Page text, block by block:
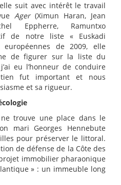
elle suit avec intérêt le travail
Ager(Ximun Haran, Jean
Eppherre, Ramuntxo
de notre liste « Euskadi
de 2009, elle
de figurer sur la liste du
eu l’honneur de conduire
fut important et nous
et sa rigueur.
ne trouve une place dans le
mari Georges Hennebute
pour préserver le littoral.
de défense de la Côte des
immobilier pharaonique
» : un immeuble long